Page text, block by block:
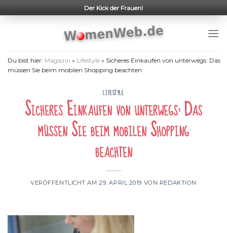
to
Der Kick der Frauen!
Du bist hier: Magazin » Lifestyle » Sicheres Einkaufen von unterwegs: Das
müssen Sie beim mobilen Shopping beachten
LIFESTYLE
Sicheres Einkaufen von unterwegs: Das
müssen Sie beim mobilen Shopping
beachten
VERÖFFENTLICHT AM29. APRIL 2019 VON REDAKTION